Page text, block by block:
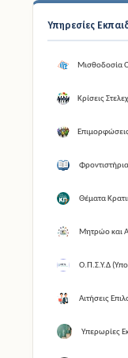
Υπηρεσίες
Μισθοδοσία
Κρίσεις
Φροντιστήρια
Θέματα
Μητρώο και
Ο.Π.Σ.Υ.Δ
Αιτήσεις
Υπερωρίες